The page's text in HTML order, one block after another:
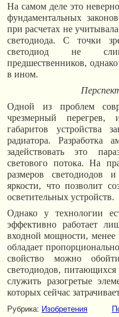
На самом деле это
фундаментальных
при расчетах не
светодиода. С точки
светодиод не
предшественников,
в ином.
Одной из проблем
чрезмерный перегрев,
габаритов устройства
радиатора. Разработка
задействовать это
светового потока. На
размеров светодиодов
яркости, что позволит
осветительных устройств.
Однако у технологии
эффективно работает
входной мощности, менее
обладает
свойство можно
светодиодов,
служить разогретые
которых сейчас
Рубрика: Изобретения